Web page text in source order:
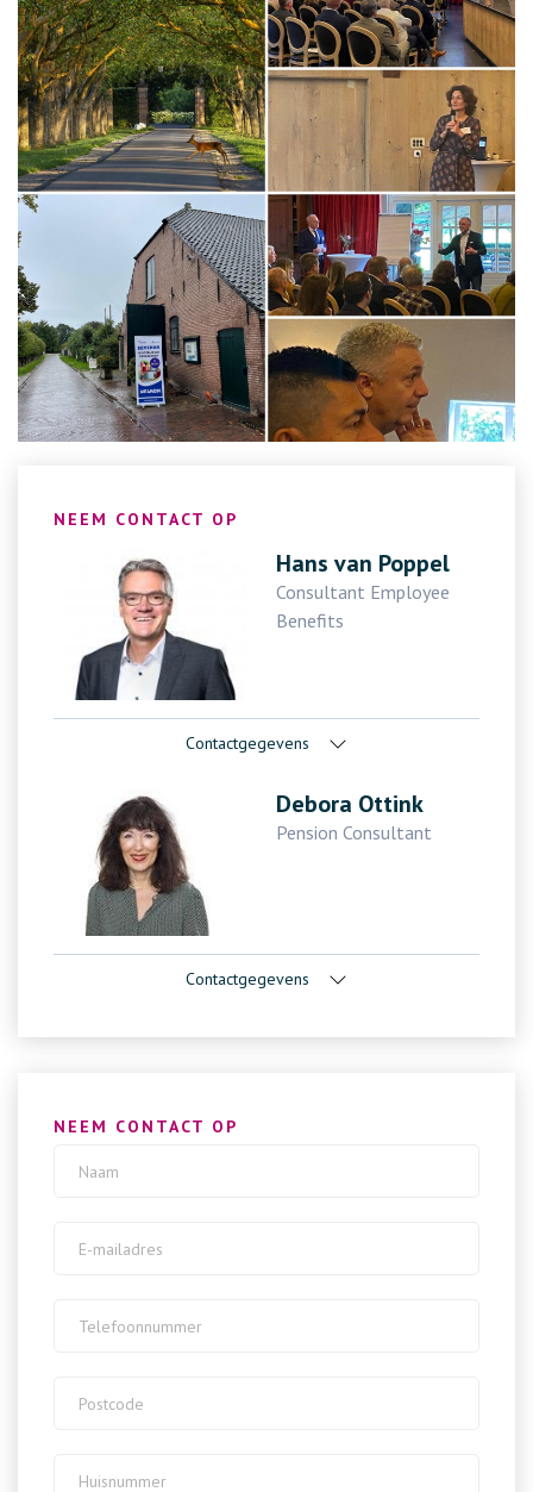
NEEM CONTACT OP
Hans van Poppel
Consultant Employee
Benefits
Contactgegevens
Debora Ottink
Pension Consultant
Contactgegevens
NEEM CONTACT OP